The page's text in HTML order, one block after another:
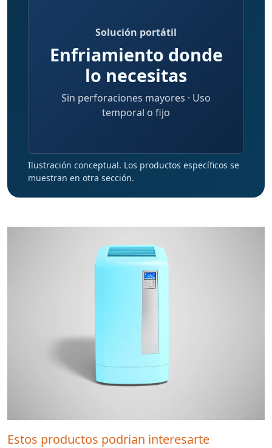
Solución portátil
Enfriamiento donde
lo necesitas
Sin perforaciones mayores · Uso
temporal o fijo
Ilustración conceptual. Los productos específicos se
muestran en otra sección.
Estos productos podrian interesarte